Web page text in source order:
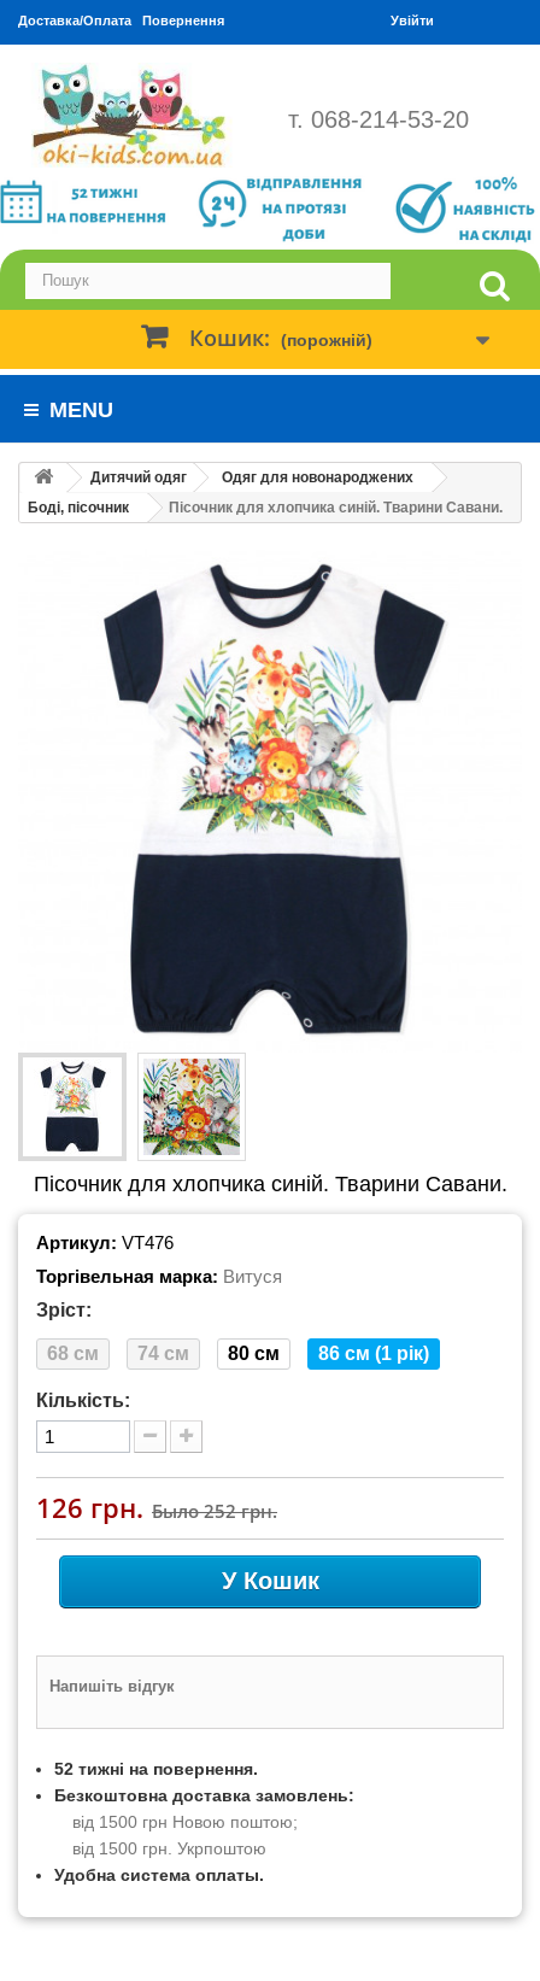
Доставка/Оплата Повернення Увійти
т. 068-214-53-20
Кошик: (порожній)
MENU
Дитячий одяг
Одяг для новонароджених
Боді, пісочник
Пісочник для хлопчика синій. Тварини Савани.
Пісочник для хлопчика синій. Тварини Савани.
Артикул: VT476
Торгівельная марка: Витуся
Зріст:
68 см 74 см 80 см 86 см (1 рік)
Кількість:
126 грн. Было252 грн.
У Кошик
Напишіть відгук
52 тижні на повернення.
Безкоштовна доставка замовлень:
від 1500 грн Новою поштою;
від 1500 грн. Укрпоштою
Удобна система оплаты.